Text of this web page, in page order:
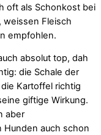
oft als Schonkost bei
weissen Fleisch
empfohlen.
absolut top, dah
die Schale der
Kartoffel richtig
giftige Wirkung.
aber
Hunden auch schon